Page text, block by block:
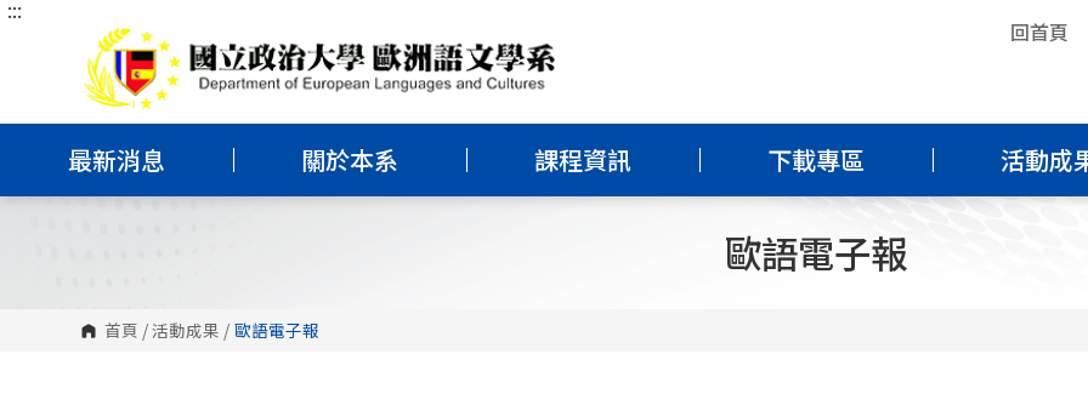
跳
區
:::
回首頁
最新消息 關於本系 課程資訊 下載專區 活動成
歐語電子報
首頁 /活動成果 / 歐語電子報